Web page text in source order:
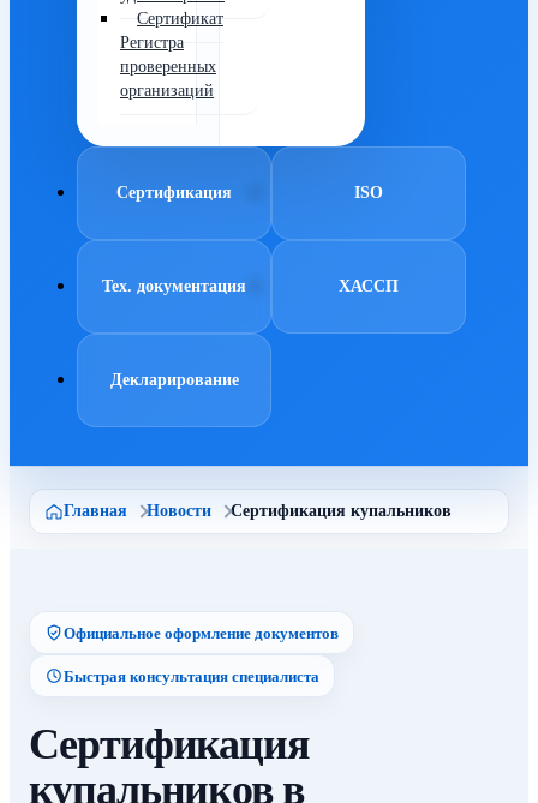
Сертификат
Регистра
проверенных
организаций
Сертификация ISO
Тех. документация ХАССП
Декларирование
Главная Новости Сертификация купальников
Официальное оформление документов
Быстрая консультация специалиста
Сертификация
купальников в